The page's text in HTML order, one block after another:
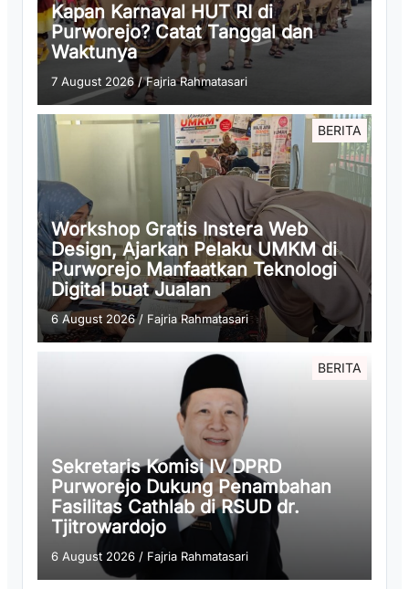
Kapan Karnaval HUT RI di
Purworejo? Catat Tanggal dan
Waktunya
7 August 2026 /Fajria Rahmatasari
BERITA
Workshop Gratis Instera Web
Design, Ajarkan Pelaku UMKM di
Purworejo Manfaatkan Teknologi
Digital buat Jualan
6 August 2026/ Fajria Rahmatasari
BERITA
Sekretaris Komisi IV DPRD
Purworejo Dukung Penambahan
Fasilitas Cathlab di RSUD dr.
Tjitrowardojo
6 August 2026 / Fajria Rahmatasari